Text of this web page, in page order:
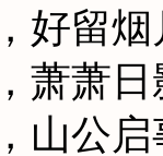
好留
萧萧
山公